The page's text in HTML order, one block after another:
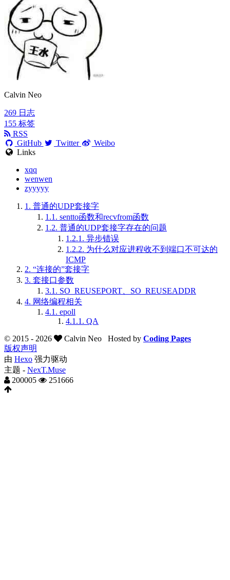
Calvin Neo
269 日志
155 标签
RSS
GitHub
Twitter
Weibo
Links
xqq
wenwen
zyyyyy
1. 普通的UDP套接字
1.1. sentto函数和recvfrom函数
1.2. 普通的UDP套接字存在的问题
1.2.1. 异步错误
1.2.2. 为什么对应进程收不到端口不可达的
ICMP
2. “连接的”套接字
3. 套接口参数
3.1. SO_REUSEPORT、SO_REUSEADDR
4. 网络编程相关
4.1. epoll
4.1.1. QA
© 2015 - 2026 Calvin Neo Hosted by Coding Pages
版权声明
由 Hexo 强力驱动
主题 - NexT.Muse
200005
251666